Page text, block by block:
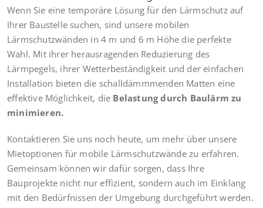
Wenn Sie eine temporäre Lösung für den Lärmschutz auf
Ihrer Baustelle suchen, sind unsere mobilen
Lärmschutzwänden in 4 m und 6 m Höhe die perfekte
Wahl. Mit ihrer herausragenden Reduzierung des
Lärmpegels, ihrer Wetterbeständigkeit und der einfachen
Installation bieten die schalldämmmenden Matten eine
effektive Möglichkeit, die Belastung durch Baulärm zu
minimieren.
Kontaktieren Sie uns noch heute, um mehr über unsere
Mietoptionen für mobile Lärmschutzwände zu erfahren.
Gemeinsam können wir dafür sorgen, dass Ihre
Bauprojekte nicht nur effizient, sondern auch im Einklang
mit den Bedürfnissen der Umgebung durchgeführt werden.